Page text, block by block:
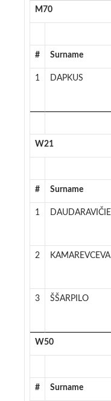
M70
# Surname
1 DAPKUS
W21
# Surname
1
2 KAMAREVCEVA
3 ŠŠARPILO
W50
# Surname